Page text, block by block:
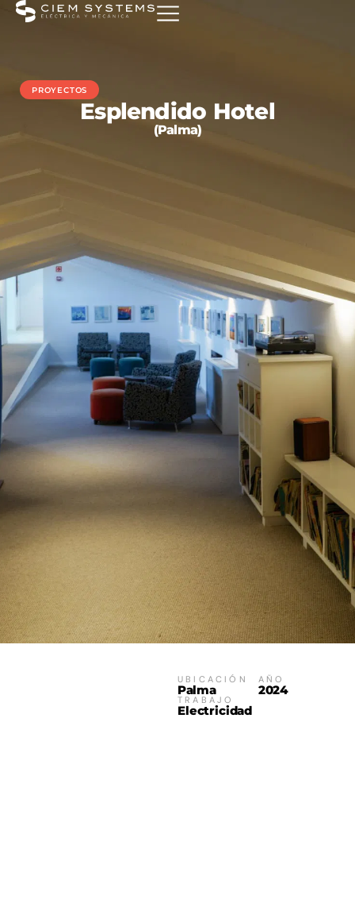
PROYECTOS
Esplendido Hotel
(Palma)
UBICACIÓN
Palma
AÑO
2024
TRABAJO
Electricidad